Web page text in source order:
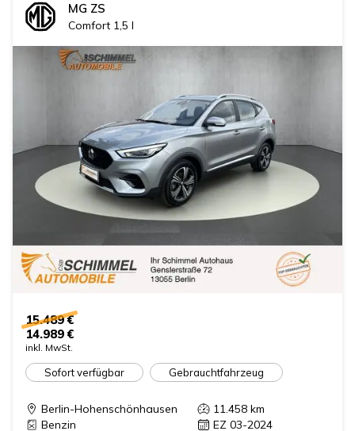
MG ZS
Comfort 1,5 l
15.489 €
14.989 €
inkl. MwSt.
Sofort verfügbar Gebrauchtfahrzeug
Berlin-Hohenschönhausen 11.458 km
Benzin
EZ 03-2024